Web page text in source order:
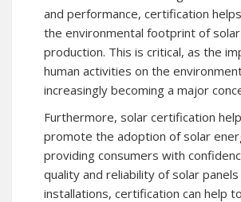
and performance, certification
the environmental footprint of
production. This is critical, as the
human activities on the
increasingly becoming a major
Furthermore, solar certification
promote the adoption of solar
providing consumers with
quality and reliability of solar panels
installations, certification can help